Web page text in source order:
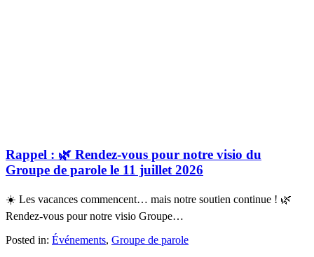
Rappel : 🌿 Rendez-vous pour notre visio du
Groupe de parole le 11 juillet 2026
☀️ Les vacances commencent… mais notre soutien continue ! 🌿
Rendez-vous pour notre visio Groupe…
Posted in: Événements, Groupe de parole